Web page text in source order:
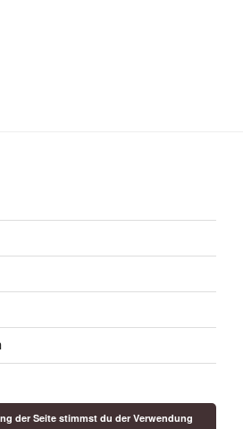
der Seite stimmst du der Verwendung